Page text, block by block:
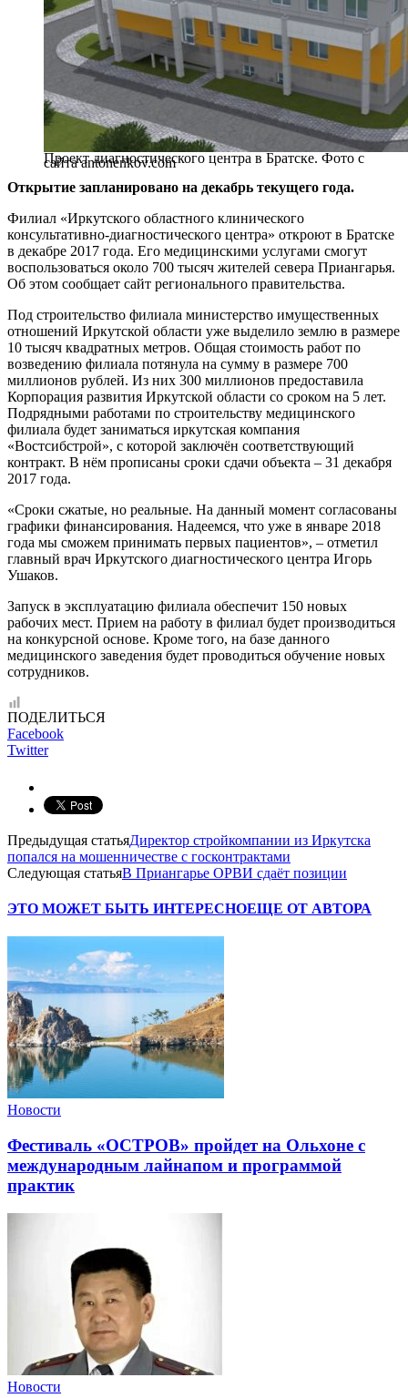
Проект диагностического центра в Братске. Фото с
сайта antonenkov.com
Открытие запланировано на декабрь текущего года.
Филиал «Иркутского областного клинического
консультативно-диагностического центра» откроют в Братске
в декабре 2017 года. Его медицинскими услугами смогут
воспользоваться около 700 тысяч жителей севера Приангарья.
Об этом сообщает сайт регионального правительства.
Под строительство филиала министерство имущественных
отношений Иркутской области уже выделило землю в размере
10 тысяч квадратных метров. Общая стоимость работ по
возведению филиала потянула на сумму в размере 700
миллионов рублей. Из них 300 миллионов предоставила
Корпорация развития Иркутской области со сроком на 5 лет.
Подрядными работами по строительству медицинского
филиала будет заниматься иркутская компания
«Востсибстрой», с которой заключён соответствующий
контракт. В нём прописаны сроки сдачи объекта – 31 декабря
2017 года.
«Сроки сжатые, но реальные. На данный момент согласованы
графики финансирования. Надеемся, что уже в январе 2018
года мы сможем принимать первых пациентов», – отметил
главный врач Иркутского диагностического центра Игорь
Ушаков.
Запуск в эксплуатацию филиала обеспечит 150 новых
рабочих мест. Прием на работу в филиал будет производиться
на конкурсной основе. Кроме того, на базе данного
медицинского заведения будет проводиться обучение новых
сотрудников.
ПОДЕЛИТЬСЯ
Facebook
Twitter
Предыдущая статьяДиректор стройкомпании из Иркутска
попался на мошенничестве с госконтрактами
Следующая статьяВ Приангарье ОРВИ сдаёт позиции
ЭТО МОЖЕТ БЫТЬ ИНТЕРЕСНОЕЩЕ ОТ АВТОРА
Новости
Фестиваль «ОСТРОВ» пройдет на Ольхоне с
международным лайнапом и программой
практик
Новости